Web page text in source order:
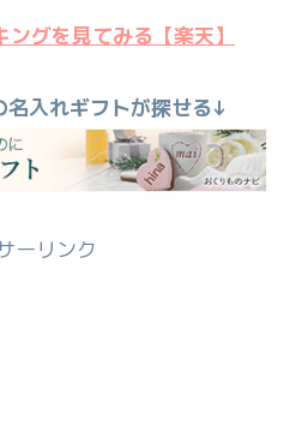
グを見てみる【楽天】
名入れギフトが探せる↓
ーリンク